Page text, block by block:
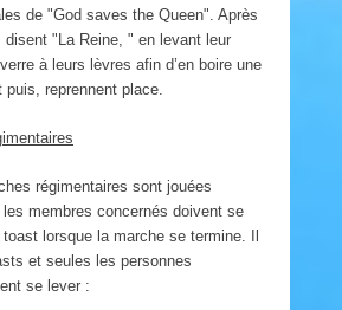
de "God saves the Queen". Après
disent "La Reine, " en levant leur
à leurs lèvres afin d’en boire une
puis, reprennent place.
régimentaires sont jouées
membres concernés doivent se
lorsque la marche se termine. Il
et seules les personnes
se lever :